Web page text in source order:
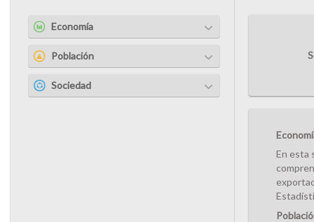
Economía
Población
Sociedad
En esta